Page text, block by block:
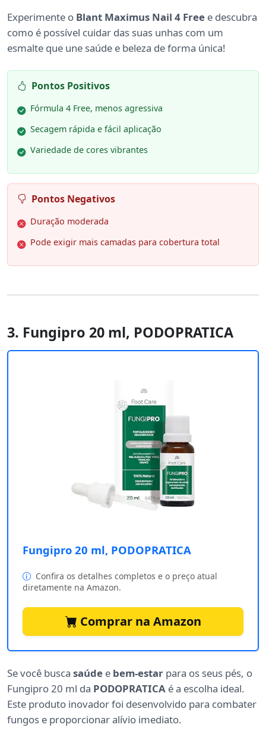
Experimente o Blant Maximus Nail 4 Free e descubra
como é possível cuidar das suas unhas com um
esmalte que une saúde e beleza de forma única!
Pontos Positivos
Fórmula 4 Free, menos agressiva
Secagem rápida e fácil aplicação
Variedade de cores vibrantes
Pontos Negativos
Duração moderada
Pode exigir mais camadas para cobertura total
3. Fungipro 20 ml, PODOPRATICA
Fungipro 20 ml, PODOPRATICA
Confira os detalhes completos e o preço atual
diretamente na Amazon.
Comprar na Amazon
Se você busca saúde e bem-estar para os seus pés, o
Fungipro 20 ml da PODOPRATICA é a escolha ideal.
Este produto inovador foi desenvolvido para combater
fungos e proporcionar alívio imediato.